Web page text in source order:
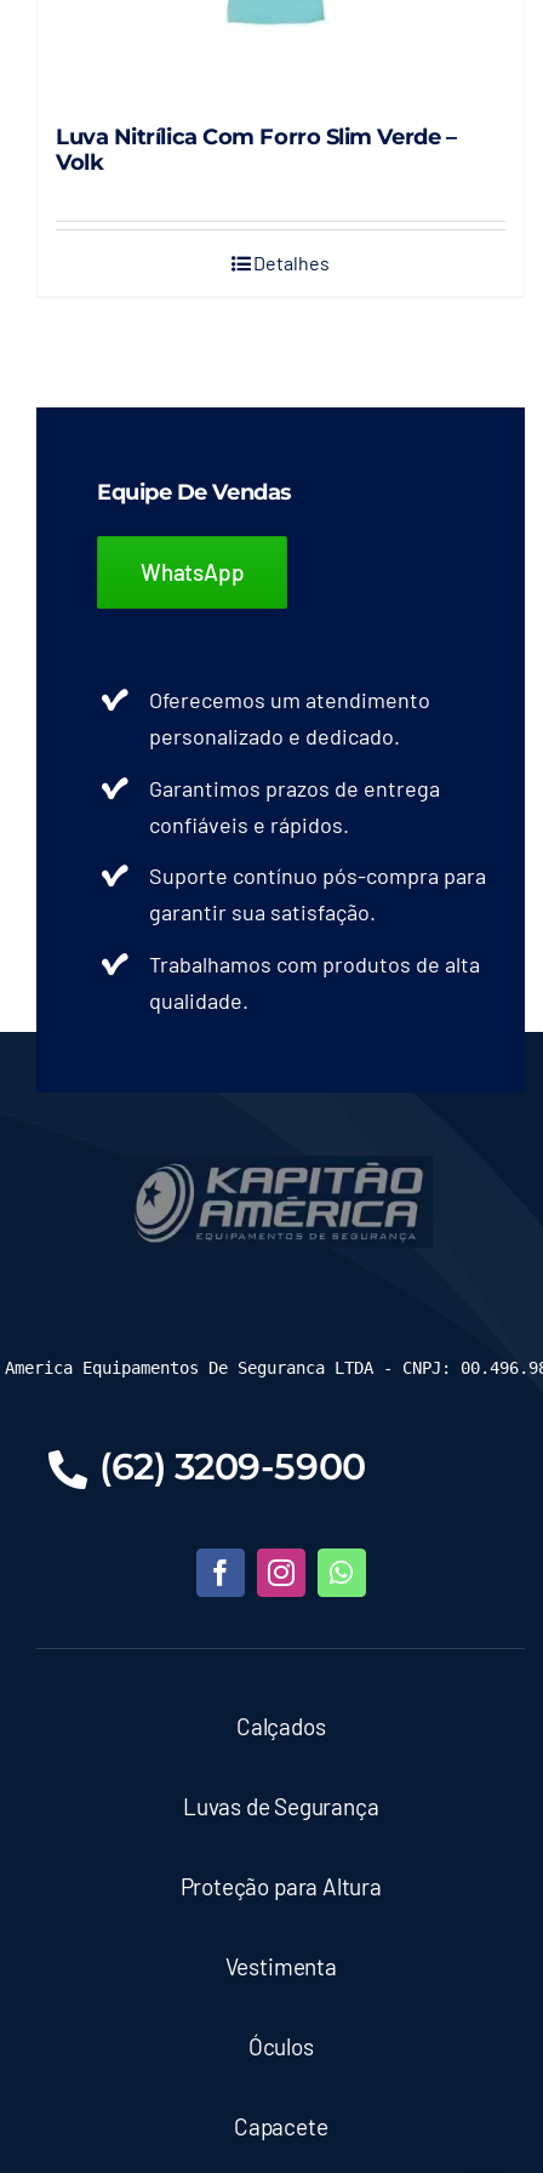
Luva Nitrílica Com Forro Slim Verde –
Volk
Detalhes
Equipe De Vendas
WhatsApp
Oferecemos um atendimento
personalizado e dedicado.
Garantimos prazos de entrega
confiáveis e rápidos.
Suporte contínuo pós-compra para
garantir sua satisfação.
Trabalhamos com produtos de alta
qualidade.
(62) 3209-5900
Calçados
Luvas de Segurança
Proteção para Altura
Vestimenta
Óculos
Capacete
Equipamentos De Seguranca LTDA - CNPJ: